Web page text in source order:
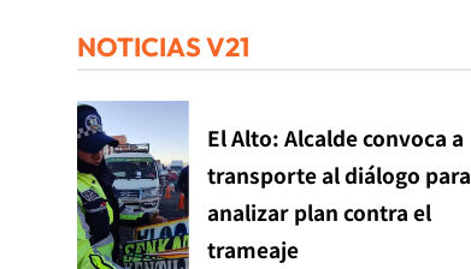
NOTICIAS V21
El Alto: Alcalde convoca a
transporte al diálogo para
analizar plan contra el
trameaje